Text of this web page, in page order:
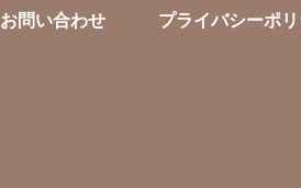
お問い合わせ プライバシーポ